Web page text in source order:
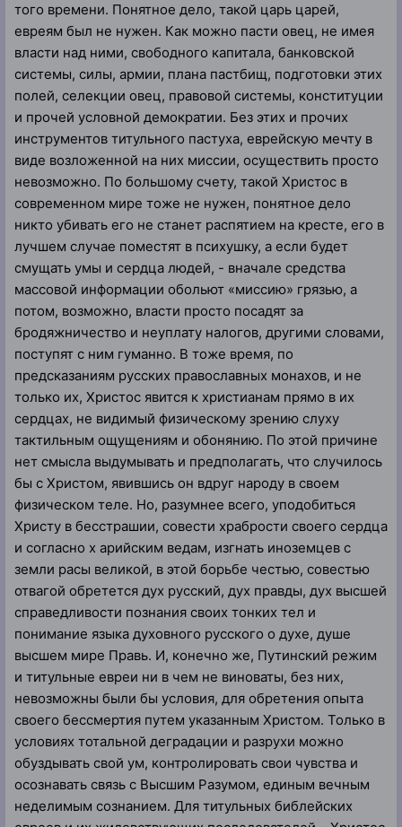
того времени. Понятное дело, такой царь царей,
евреям был не нужен. Как можно пасти овец, не имея
власти над ними, свободного капитала, банковской
системы, силы, армии, плана пастбищ, подготовки этих
полей, селекции овец, правовой системы, конституции
и прочей условной демократии. Без этих и прочих
инструментов титульного пастуха, еврейскую мечту в
виде возложенной на них миссии, осуществить просто
невозможно. По большому счету, такой Христос в
современном мире тоже не нужен, понятное дело
никто убивать его не станет распятием на кресте, его в
лучшем случае поместят в психушку, а если будет
смущать умы и сердца людей, - вначале средства
массовой информации обольют «миссию» грязью, а
потом, возможно, власти просто посадят за
бродяжничество и неуплату налогов, другими словами,
поступят с ним гуманно. В тоже время, по
предсказаниям русских православных монахов, и не
только их, Христос явится к христианам прямо в их
сердцах, не видимый физическому зрению слуху
тактильным ощущениям и обонянию. По этой причине
нет смысла выдумывать и предполагать, что случилось
бы с Христом, явившись он вдруг народу в своем
физическом теле. Но, разумнее всего, уподобиться
Христу в бесстрашии, совести храбрости своего сердца
и согласно х арийским ведам, изгнать иноземцев с
земли расы великой, в этой борьбе честью, совестью
отвагой обретется дух русский, дух правды, дух высшей
справедливости познания своих тонких тел и
понимание языка духовного русского о духе, душе
высшем мире Правь. И, конечно же, Путинский режим
и титульные евреи ни в чем не виноваты, без них,
невозможны были бы условия, для обретения опыта
своего бессмертия путем указанным Христом. Только в
условиях тотальной деградации и разрухи можно
обуздывать свой ум, контролировать свои чувства и
осознавать связь с Высшим Разумом, единым вечным
неделимым сознанием. Для титульных библейских